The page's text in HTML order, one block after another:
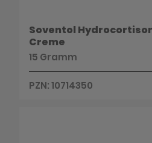
Soventol
Creme
15 Gramm
PZN: 10714350